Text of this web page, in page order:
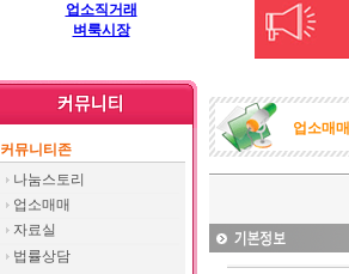
업소직거래
벼룩시장
커뮤니티존
나눔스토리
업소매매
자료실
법률상담
업소매매